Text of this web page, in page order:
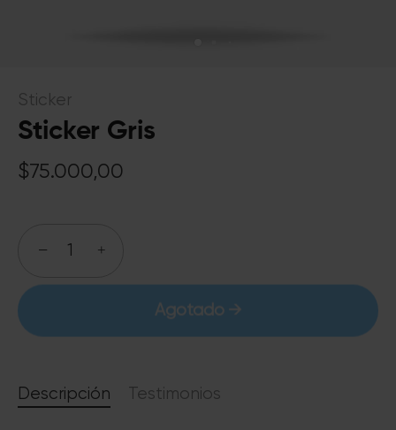
Sticker
Sticker Gris
$75.000,00
− +
Agotado
Descripción Testimonios